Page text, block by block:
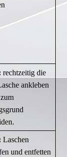
rechtzeitig die
ankleben
Laschen
und entfetten